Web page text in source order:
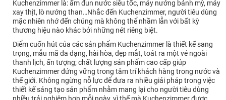
Kuchenzimmer là: ấm đun nước siêu tốc, máy nướng bánh mỳ, máy
xay thịt, lò nướng than…Nhắc đến Kuchenzimmer, người tiêu dùng
mặc nhiên nhớ đến chúng mà không thể nhầm lẫn với bất kỳ
thương hiệu nào khác bởi những nét riêng biệt.
Điểm cuốn hút của các sản phẩm Kuchenzimmer là thiết kế sang
trọng, mẫu mã đa dạng, hài hòa, đẹp mắt, toát ra một vẻ ngoài
thanh lịch, ấn tượng; chất lượng sản phẩm cao cấp giúp
Kuchenzimmer đứng vững trong tâm trí khách hàng trong nước và
thế giới. Không ngừng nỗ lực để đưa ra nhiều giải pháp trong việc
thiết kế sáng tạo sản phẩm nhằm mang lại cho người tiêu dùng
nhiều trải nghiệm hơn mỗi ngày, vì thế mà Kuchenzimmer được